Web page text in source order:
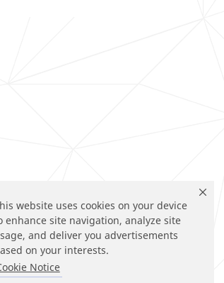
website uses cookies on your device
enhance site navigation, analyze site
and deliver you advertisements
on your interests.
Notice